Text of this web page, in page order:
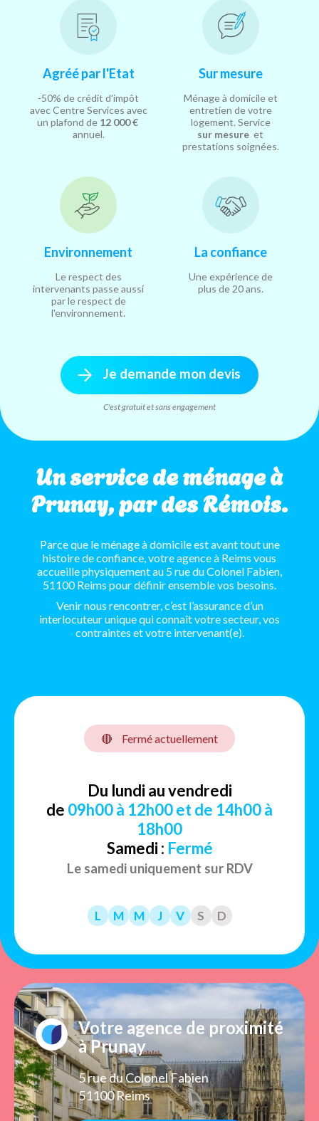
Agréé par l'Etat
-50% de crédit d'impôt
avec Centre Services avec
un plafond de 12 000 €
annuel.
Sur mesure
Ménage à domicile et
entretien de votre
logement. Service
sur mesure et
prestations soignées.
Environnement
Le respect des
intervenants passe aussi
par le respect de
l'environnement.
La confiance
Une expérience de
plus de 20 ans.
Je demande mon devis
C'est gratuit et sans engagement
Un service de ménage à
Prunay, par des Rémois.
Parce que le ménage à domicile est avant tout une
histoire de confiance, votre agence à Reims vous
accueille physiquement au 5 rue du Colonel Fabien,
51100 Reims pour définir ensemble vos besoins.
Venir nous rencontrer, c’est l’assurance d’un
interlocuteur unique qui connaît votre secteur, vos
contraintes et votre intervenant(e).
🔴 Fermé actuellement
Du lundi au vendredi
de 09h00 à 12h00 et de 14h00 à
18h00
Samedi : Fermé
Le samedi uniquement sur RDV
L M M J V S D
Votre agence de proximité
à Prunay
5 rue du Colonel Fabien
51100 Reims